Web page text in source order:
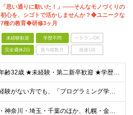
「思い通りに動いた！」――そんなモノづくりの
初心を、シゴトで活かしませんか？◆ユニークな
7種の教育◆研修3ヶ月
未経験歓迎 学歴不問 ベテランOK
完全週休2日 賞与複数月 面接1回
★平均年齢32歳 ★未経験・第二新卒歓迎 ★学歴不問 ★人柄重視の採用 ＊＊＊＊＊＊＊＊＊＊＊ ■ AI時代に負けないスキルを身につけたい方はぜひ！ （IT・Webが初めて、という方も歓迎します）
★実務経験がない方でも、「プログラミング学習」「IT系の趣味開発」「インフラやテスト・サポート系のご経験」などを優遇して給与額を決定します！ ＊＊＊＊＊＊＊＊＊＊＊ ▼エリアにより異なります ■東
★東京・神奈川・埼玉・千葉のほか、札幌・金沢・福岡で募集！ （※転勤なし、リモートワークの可能性あり） ■本社 ￣￣￣ 東京都台東区上野6-1-11 平岡ビル9F ※本社または、一都三県のプロジェク